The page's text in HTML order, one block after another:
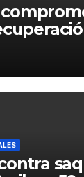
en